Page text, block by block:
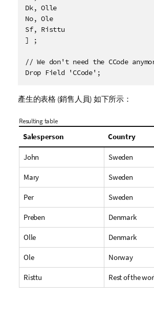
Dk, Olle
No, Ole
Sf, Risttu
] ;
// We don't need the CCode
Drop Field 'CCode';
產生的表格 (銷售人員) 如下所示：
Resulting table
Salesperson Country
John Sweden
Mary Sweden
Per Sweden
Preben Denmark
Olle Denmark
Ole Norway
Risttu Rest of the